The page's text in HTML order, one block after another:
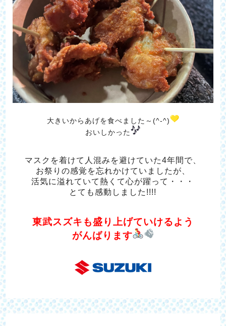
大きいからあげを食べました～(^-^)
おいしかった
マスクを着けて人混みを避けていた4年間で、
お祭りの感覚を忘れかけていましたが、
活気に溢れていて熱くて心が躍って・・・
とても感動しました!!!!
東武スズキも盛り上げていけるよう
がんばります